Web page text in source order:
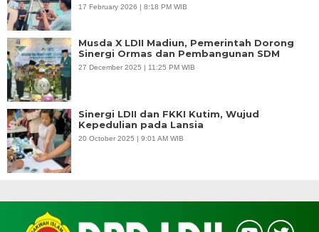
17 February 2026 | 8:18 PM WIB
Musda X LDII Madiun, Pemerintah Dorong
Sinergi Ormas dan Pembangunan SDM
27 December 2025 | 11:25 PM WIB
Sinergi LDII dan FKKI Kutim, Wujud
Kepedulian pada Lansia
20 October 2025 | 9:01 AM WIB